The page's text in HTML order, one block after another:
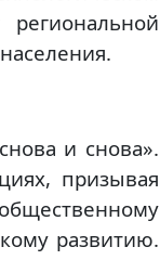
и снова».
призывая
развитию.